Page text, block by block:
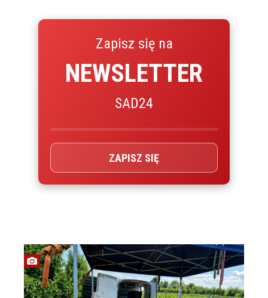
Zapisz się na
NEWSLETTER
SAD24
ZAPISZ SIĘ